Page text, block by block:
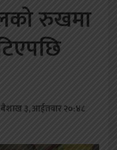
रुखमा
३, आईतवार २०:४८